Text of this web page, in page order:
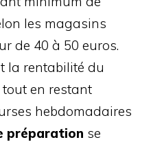
les magasins
de 40 à 50 euros.
la rentabilité du
tout en restant
hebdomadaires
préparation se